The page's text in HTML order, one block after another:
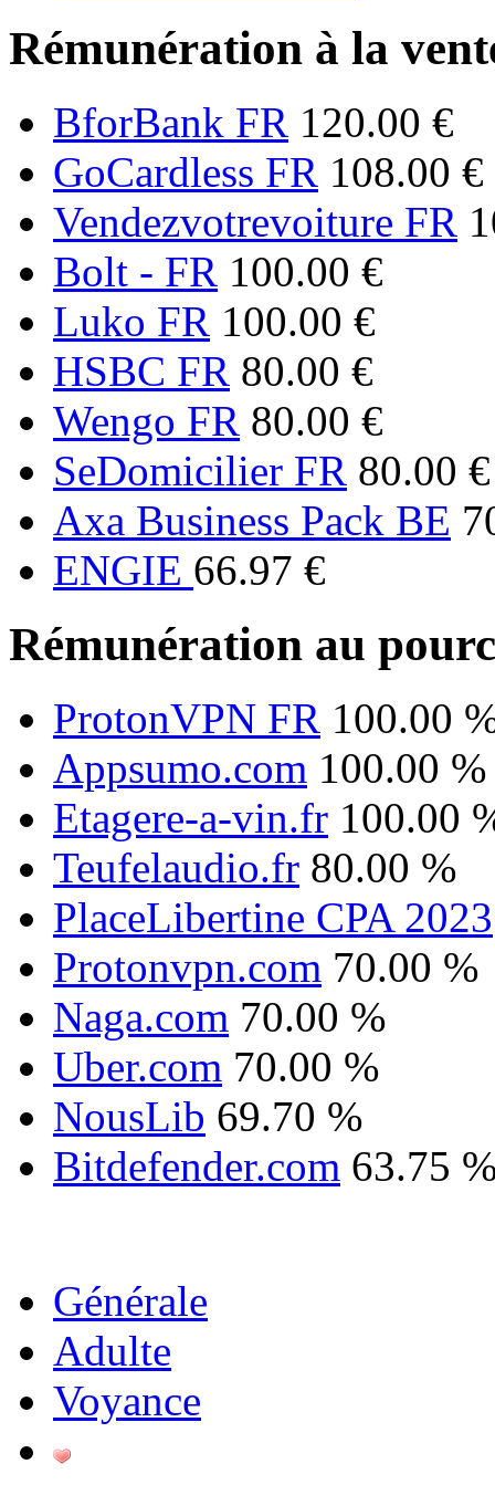
Rémunération à la
BforBank FR 120.00 €
GoCardless FR 108.00 €
Vendezvotrevoiture FR
Bolt - FR 100.00 €
Luko FR 100.00 €
HSBC FR 80.00 €
Wengo FR 80.00 €
SeDomicilier FR 80.00 €
Axa Business Pack BE
ENGIE 66.97 €
Rémunération au
ProtonVPN FR 100.00
Appsumo.com 100.00 %
Etagere-a-vin.fr 100.00
Teufelaudio.fr 80.00 %
PlaceLibertine CPA 2023
Protonvpn.com 70.00 %
Naga.com 70.00 %
Uber.com 70.00 %
NousLib 69.70 %
Bitdefender.com 63.75
Générale
Adulte
Voyance